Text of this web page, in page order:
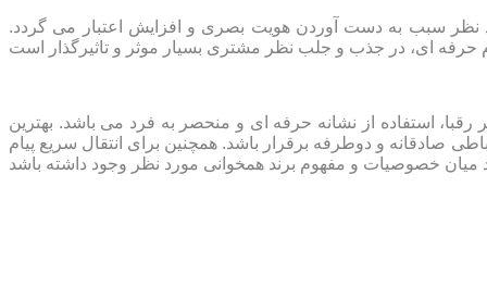
نظر سبب به دست آوردن هویت بصری و افزایش اعتبار می گردد.
رقبا، استفاده از نشانه حرفه ای و منحصر به فرد می باشد. بهترین
صادقانه و دوطرفه برقرار باشد. همچنین برای انتقال سریع پیام